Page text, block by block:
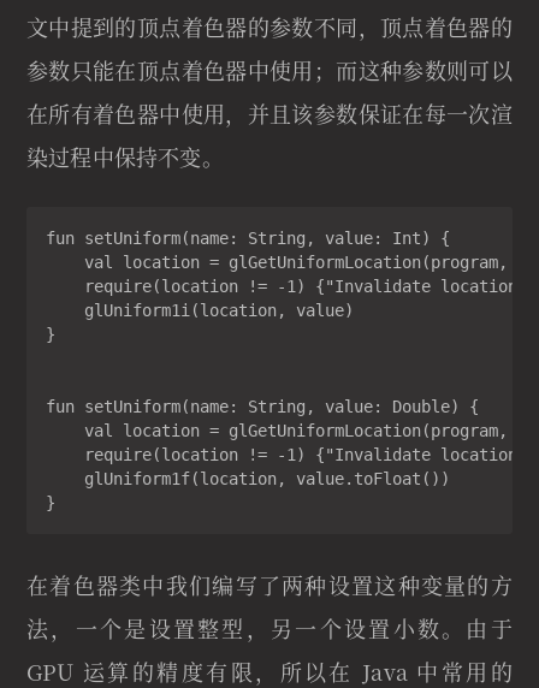
文中提到的顶点着色器的参数不同，顶点着色器的
参数只能在顶点着色器中使用；而这种参数则可以
在所有着色器中使用，并且该参数保证在每一次渲
染过程中保持不变。
fun setUniform(name: String, value: Int) {
val location = glGetUniformLocation(program,
require(location != -1) {"Invalidate location
    glUniform1i(location, value)
}
fun setUniform(name: String, value: Double) {
val location = glGetUniformLocation(program,
require(location != -1) {"Invalidate location
    glUniform1f(location, value.toFloat())
}
在着色器类中我们编写了两种设置这种变量的方
法，一个是设置整型，另一个设置小数。由于
GPU 运算的精度有限，所以在 Java 中常用的